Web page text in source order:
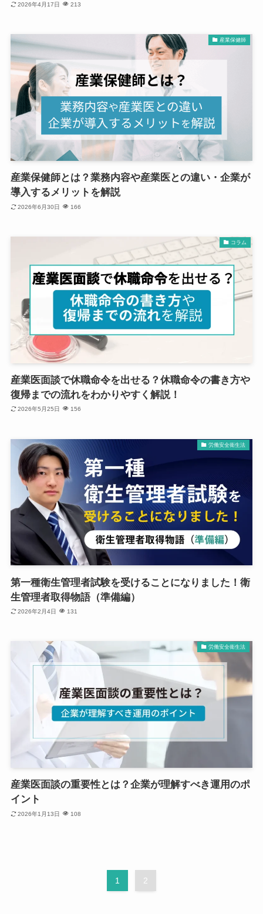
2026年4月17日 213
産業保健師
産業保健師とは？業務内容や産業医との違い・企業が
導入するメリットを解説
2026年6月30日 166
コラム
産業医面談で休職命令を出せる？休職命令の書き方や
復帰までの流れをわかりやすく解説！
2026年5月25日 156
労働安全衛生法
第一種衛生管理者試験を受けることになりました！衛
生管理者取得物語（準備編）
2026年2月4日 131
労働安全衛生法
産業医面談の重要性とは？企業が理解すべき運用のポ
イント
2026年1月13日 108
1 2